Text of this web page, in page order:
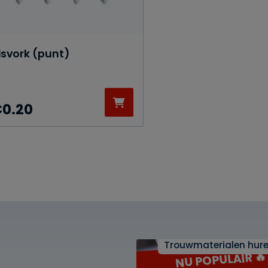
(punt)
0.20
NU POPULAIR 🔥
Trouwmaterialen